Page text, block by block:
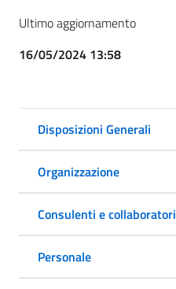
Ultimo aggiornamento
16/05/2024 13:58
Disposizioni Generali
Organizzazione
Consulenti e collaboratori
Personale